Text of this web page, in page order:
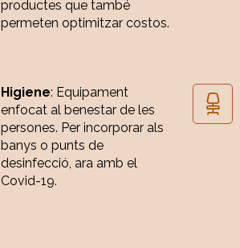
productes que també
permeten optimitzar costos.
Higiene: Equipament
enfocat al benestar de les
persones. Per incorporar als
banys o punts de
desinfecció, ara amb el
Covid-19.